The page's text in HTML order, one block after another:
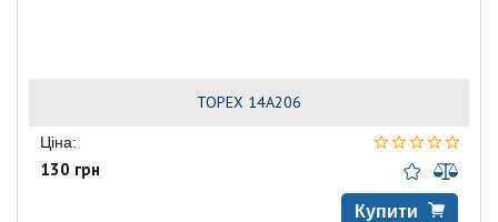
TOPEX 14A206
Ціна:
130 грн
Купити